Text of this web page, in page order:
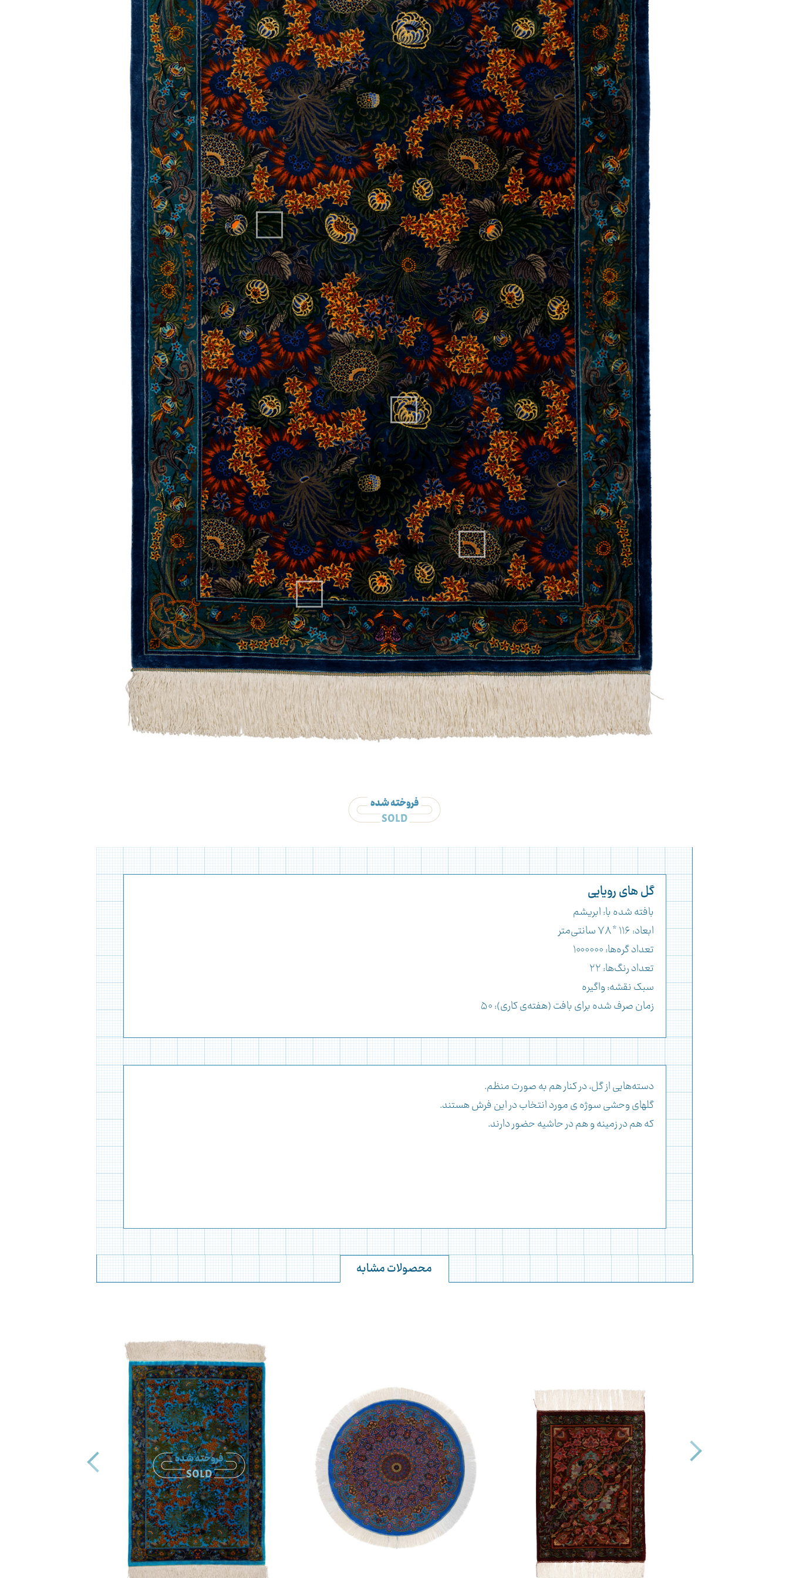
گل های رویایی
بافته شده با: ابریشم
ابعاد: ۱۱۶ * ۷۸ سانتی‌متر
تعداد گره‌ها: ۱۰۰۰۰۰۰
تعداد رنگ‌ها: ۲۲
سبک نقشه: واگیره
زمان صرف شده برای بافت (هفته‌ی کاری): ۵۰
دسته‌هایی از گل، در کنار هم به صورت منظم.
گلهای وحشی سوژه ی مورد انتخاب در این فرش هستند.
که هم در زمینه و هم در حاشیه حضور دارند.
محصولات مشابه